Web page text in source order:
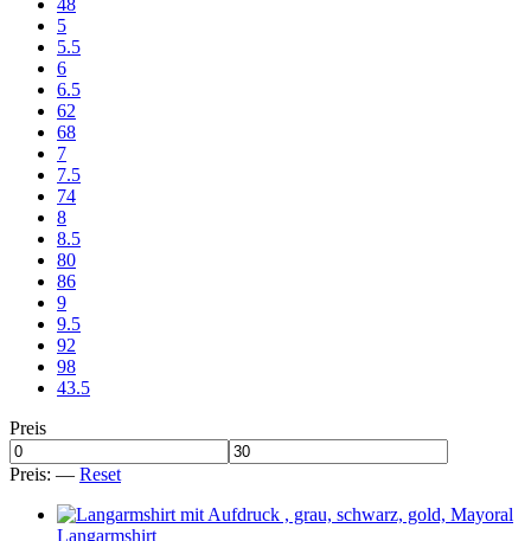
48
5
5.5
6
6.5
62
68
7
7.5
74
8
8.5
80
86
9
9.5
92
98
43.5
Preis
Preis: — Reset
Langarmshirt